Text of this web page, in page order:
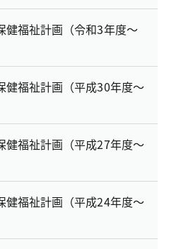
健福祉計画（令和3年度～
健福祉計画（平成30年度～
健福祉計画（平成27年度～
健福祉計画（平成24年度～